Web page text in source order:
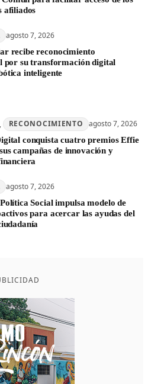
afiliados
agosto 7, 2026
recibe reconocimiento
por su transformación digital
inteligente
, RECONOCIMIENTO agosto 7, 2026
conquista cuatro premios Effie
campañas de innovación y
agosto 7, 2026
Social impulsa modelo de
para acercar las ayudas del